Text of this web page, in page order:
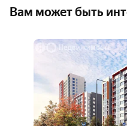
Вам может быть